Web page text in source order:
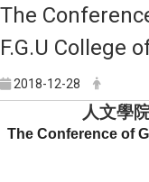
The
F.G.U College
2018-12-28
人文學
The Conference of